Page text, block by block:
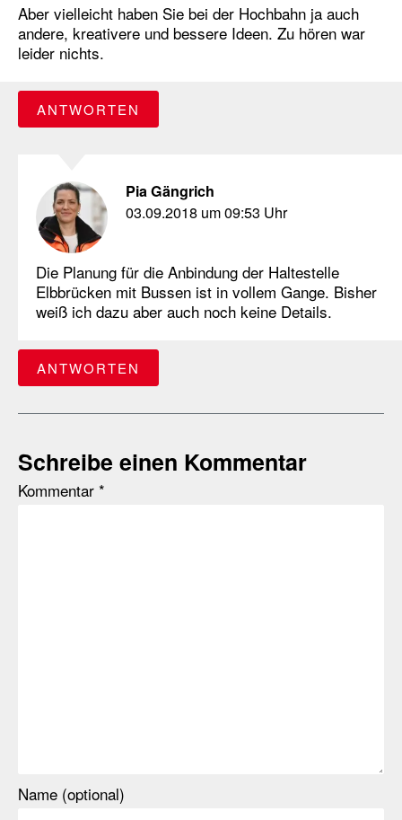
Aber vielleicht haben Sie bei der Hochbahn ja auch
andere, kreativere und bessere Ideen. Zu hören war
leider nichts.
ANTWORTEN
Pia Gängrich
03.09.2018 um 09:53 Uhr
Die Planung für die Anbindung der Haltestelle
Elbbrücken mit Bussen ist in vollem Gange. Bisher
weiß ich dazu aber auch noch keine Details.
ANTWORTEN
Schreibe einen Kommentar
Kommentar *
Name (optional)